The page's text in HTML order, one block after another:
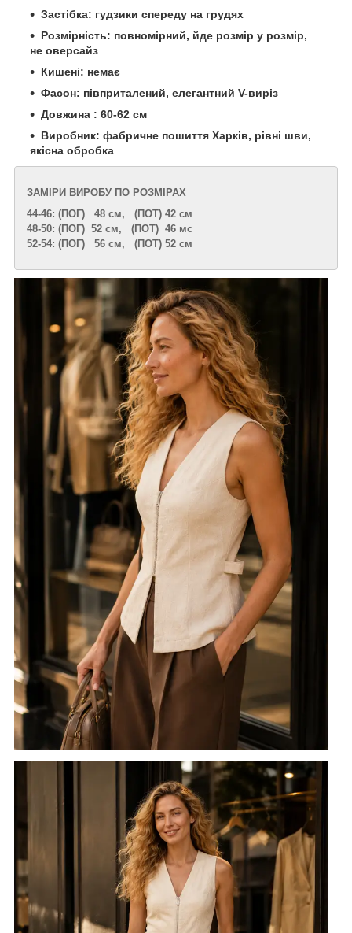
Застібка: гудзики спереду на грудях
Розмірність: повномірний, йде розмір у розмір,
не оверсайз
Кишені: немає
Фасон: півприталений, елегантний V-виріз
Довжина : 60-62 см
Виробник: фабричне пошиття Харків, рівні шви,
якісна обробка
ЗАМІРИ ВИРОБУ ПО РОЗМІРАХ
44-46: (ПОГ) 48 см, (ПОТ) 42 см
48-50: (ПОГ) 52 см, (ПОТ) 46 мс
52-54: (ПОГ) 56 см, (ПОТ) 52 см